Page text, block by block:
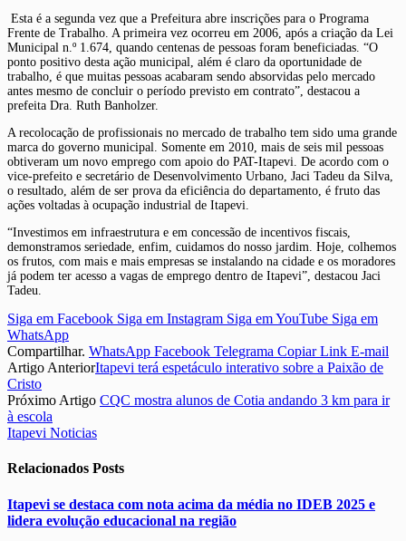
Esta é a segunda vez que a Prefeitura abre inscrições para o Programa
Frente de Trabalho. A primeira vez ocorreu em 2006, após a criação da Lei
Municipal n.º 1.674, quando centenas de pessoas foram beneficiadas. “O
ponto positivo desta ação municipal, além é claro da oportunidade de
trabalho, é que muitas pessoas acabaram sendo absorvidas pelo mercado
antes mesmo de concluir o período previsto em contrato”, destacou a
prefeita Dra. Ruth Banholzer.
A recolocação de profissionais no mercado de trabalho tem sido uma grande
marca do governo municipal. Somente em 2010, mais de seis mil pessoas
obtiveram um novo emprego com apoio do PAT-Itapevi. De acordo com o
vice-prefeito e secretário de Desenvolvimento Urbano, Jaci Tadeu da Silva,
o resultado, além de ser prova da eficiência do departamento, é fruto das
ações voltadas à ocupação industrial de Itapevi.
“Investimos em infraestrutura e em concessão de incentivos fiscais,
demonstramos seriedade, enfim, cuidamos do nosso jardim. Hoje, colhemos
os frutos, com mais e mais empresas se instalando na cidade e os moradores
já podem ter acesso a vagas de emprego dentro de Itapevi”, destacou Jaci
Tadeu.
Siga em Facebook Siga em Instagram Siga em YouTube Siga em
WhatsApp
Compartilhar. WhatsApp Facebook Telegrama Copiar Link E-mail
Artigo AnteriorItapevi terá espetáculo interativo sobre a Paixão de
Cristo
Próximo Artigo CQC mostra alunos de Cotia andando 3 km para ir
à escola
Itapevi Noticias
Relacionados Posts
Itapevi se destaca com nota acima da média no IDEB 2025 e
lidera evolução educacional na região